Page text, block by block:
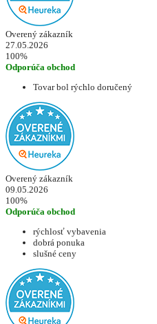
Overený zákazník
27.05.2026
100%
Odporúča obchod
Tovar bol rýchlo doručený
Overený zákazník
09.05.2026
100%
Odporúča obchod
rýchlosť vybavenia
dobrá ponuka
slušné ceny